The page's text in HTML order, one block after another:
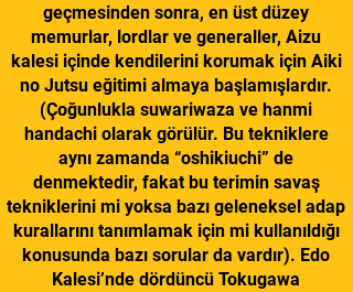
geçmesinden sonra, en üst düzey
memurlar, lordlar ve generaller, Aizu
kalesi içinde kendilerini korumak için Aiki
no Jutsu eğitimi almaya başlamışlardır.
(Çoğunlukla suwariwaza ve hanmi
handachi olarak görülür. Bu tekniklere
aynı zamanda “oshikiuchi” de
denmektedir, fakat bu terimin savaş
tekniklerini mi yoksa bazı geleneksel adap
kurallarını tanımlamak için mi kullanıldığı
konusunda bazı sorular da vardır). Edo
Kalesi’nde dördüncü Tokugawa